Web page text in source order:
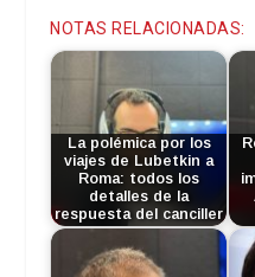
NOTAS RELACIONADAS:
La polémica por los
viajes de Lubetkin a
Roma: todos los
detalles de la
respuesta del canciller